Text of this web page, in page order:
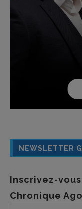
NEWSLETTER
Inscrivez-
Chronique